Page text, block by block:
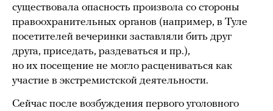
существовала опасность произвола со стороны
правоохранительных органов (например, в Туле
посетителей вечеринки заставляли бить друг
друга, приседать, раздеваться и пр.),
но их посещение не могло расцениваться как
участие в экстремистской деятельности.
Сейчас после возбуждения первого уголовного